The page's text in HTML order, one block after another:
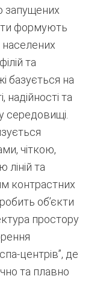
запущених
формують
населених
та
базується на
та
середовищі.
чіткою,
та
контрастних
об’єкти
простору
центрів”, де
та плавно